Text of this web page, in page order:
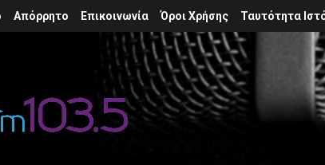
Απόρρητο Επικοινωνία Όροι Χρήσης Ταυτότητα